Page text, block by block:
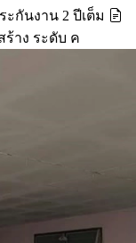
ะกันงาน 2 ปีเต็ม
าง ระดับ ค